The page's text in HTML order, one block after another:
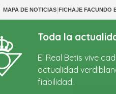
MAPA DE NOTICIAS|FICHAJE FACUNDO
Toda la
El Real Betis vive
actualidad
fiabilidad.